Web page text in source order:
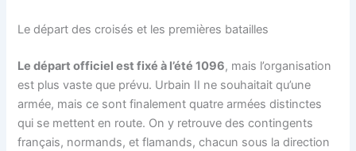
Le départ des croisés et les premières batailles
Le départ officiel est fixé à l’été 1096, mais l’organisation
est plus vaste que prévu. Urbain II ne souhaitait qu’une
armée, mais ce sont finalement quatre armées distinctes
qui se mettent en route. On y retrouve des contingents
français, normands, et flamands, chacun sous la direction